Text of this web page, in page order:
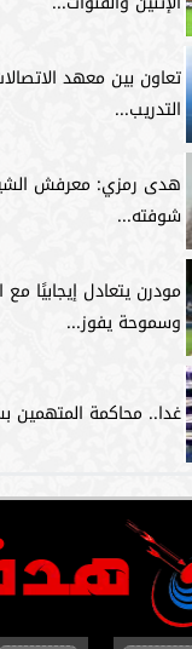
تعاون بين معهد
التدريب...
هدى رمزي: معرفش
شوفته...
مودرن يتعادل إيجابيًا مع
وسموحة يفوز...
غدا.. محاكمة المتهمين